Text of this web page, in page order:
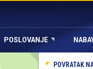
POSLOVANJE
POVRATAK